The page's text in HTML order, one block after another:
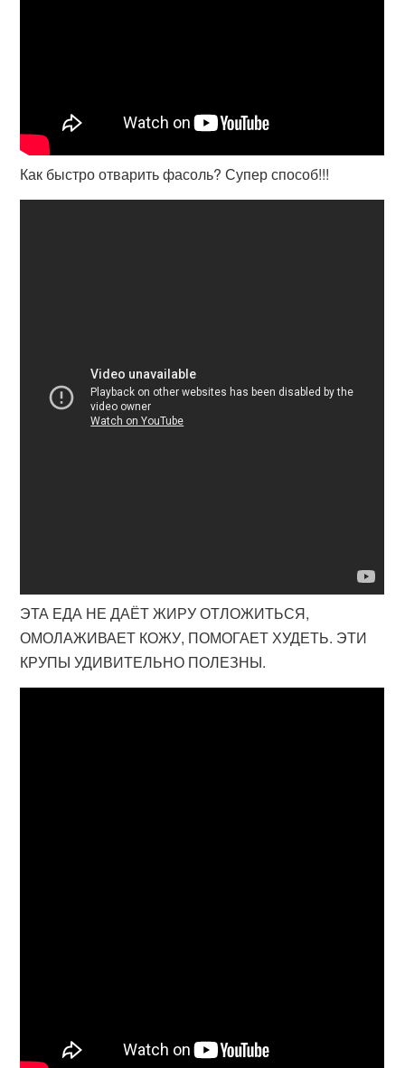
Как быстро отварить фасоль? Супер способ!!!
ЭТА ЕДА НЕ ДАЁТ ЖИРУ ОТЛОЖИТЬСЯ,
ОМОЛАЖИВАЕТ КОЖУ, ПОМОГАЕТ ХУДЕТЬ. ЭТИ
КРУПЫ УДИВИТЕЛЬНО ПОЛЕЗНЫ.